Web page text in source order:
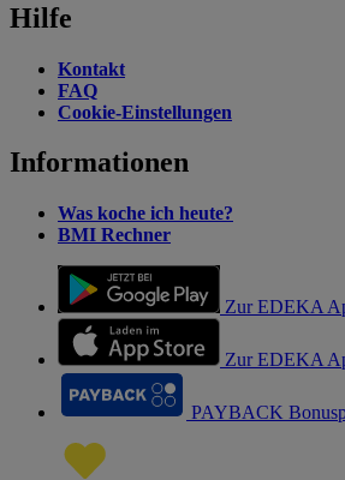
Hilfe
Kontakt
FAQ
Cookie-Einstellungen
Informationen
Was koche ich heute?
BMI Rechner
Zur EDEKA
Zur EDEKA
PAYBACK